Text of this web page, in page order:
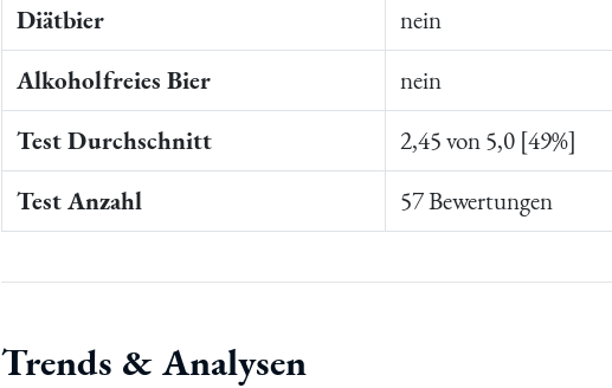
Diätbier
nein
Alkoholfreies Bier
nein
Test Durchschnitt
2,45 von 5,0 [49%]
Test Anzahl
57 Bewertungen
Trends & Analysen